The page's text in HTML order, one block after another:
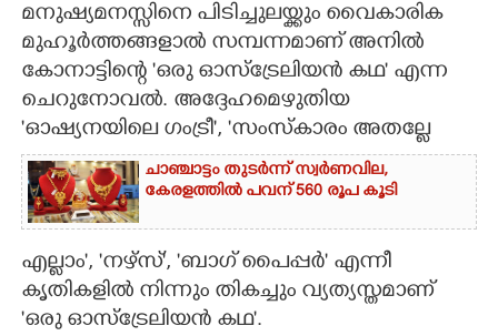
CARTOONS
LITERATURE
CONTACT US
മനുഷ്യമനസ്സിനെ പിടിച്ചുലയ്ക്കും വൈകാരിക
മുഹൂർത്തങ്ങളാൽ സമ്പന്നമാണ് അനിൽ
കോനാട്ടിന്റെ 'ഒരു ഓസ്ട്രേലിയൻ കഥ' എന്ന
ചെറുനോവൽ. അദ്ദേഹമെഴുതിയ
'ഓഷ്യനയിലെ ഗംട്രീ', 'സംസ്കാരം അതല്ലേ
ചാഞ്ചാട്ടം തുടർന്ന് സ്വർണവില,
കേരളത്തിൽ പവന് 560 രൂപ കൂടി
എല്ലാം', 'നഴ്സ്', 'ബാഗ് പൈപ്പർ' എന്നീ
കൃതികളിൽ നിന്നും തികച്ചും വ്യത്യസ്തമാണ്
'ഒരു ഓസ്ട്രേലിയൻ കഥ'.